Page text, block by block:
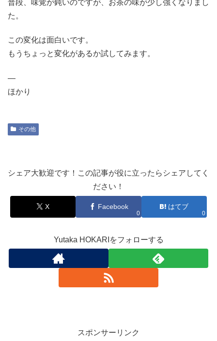
普段、味覚が鈍いのですが、お茶の味が少し強くなりまし
た。
この変化は面白いです。
もうちょっと変化があるか試してみます。
—
ほかり
その他
シェア大歓迎です！この記事が役に立ったらシェアしてく
ださい！
X Facebook
0
はてブ
0
Yutaka HOKARIをフォローする
スポンサーリンク